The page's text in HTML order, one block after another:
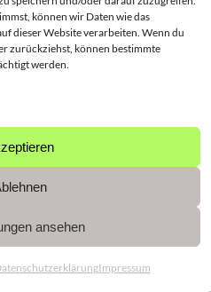
können wir Daten wie das
dieser Website verarbeiten. Wenn du
zurückziehst, können bestimmte
werden.
ansehen
Impressum